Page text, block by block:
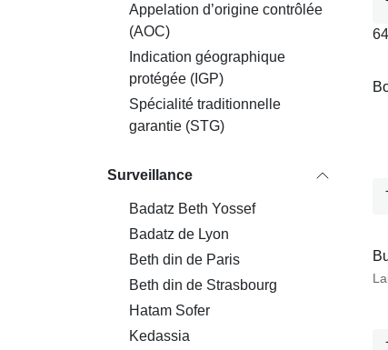
Appelation d’origine contrôlée
(AOC)
Indication géographique
protégée (IGP)
Spécialité traditionnelle
garantie (STG)
Surveillance
Badatz Beth Yossef
Badatz de Lyon
Beth din de Paris
Beth din de Strasbourg
Hatam Sofer
Kedassia